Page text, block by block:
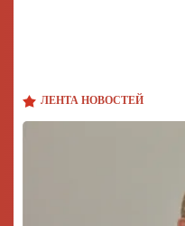
ЛЕНТА НОВОСТЕЙ